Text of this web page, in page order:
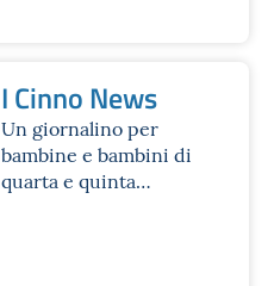
I Cinno News
Un giornalino per
bambine e bambini di
quarta e quinta